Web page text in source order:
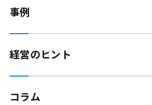
事例
経営のヒント
コラム